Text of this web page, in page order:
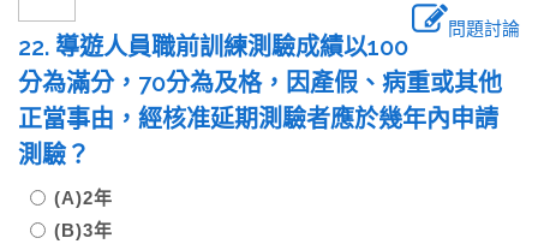
問題討論
22. 導遊人員職前訓練測驗成績以100
分為滿分，70分為及格，因產假、病重或其他
正當事由，經核准延期測驗者應於幾年內申請
測驗？
(A)2年
(B)3年